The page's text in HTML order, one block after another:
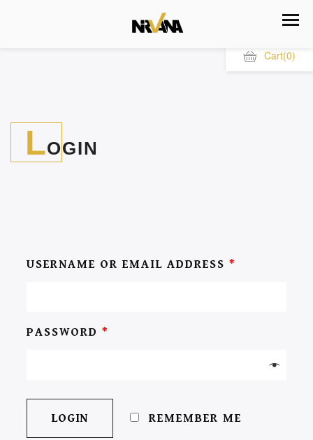
Cart(0)
LOGIN
USERNAME OR EMAIL ADDRESS *
PASSWORD *
REMEMBER ME